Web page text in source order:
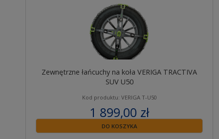
Zewnętrzne łańcuchy na koła VERIGA TRACTIVA
SUV U50
Kod produktu: VERIGA T-U50
1 899,00 zł
zawiera 23% VAT
DO KOSZYKA